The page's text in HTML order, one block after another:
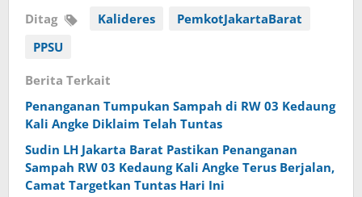
Ditag Kalideres
PemkotJakartaBarat
PPSU
Berita Terkait
Penanganan Tumpukan Sampah di RW 03 Kedaung
Kali Angke Diklaim Telah Tuntas
Sudin LH Jakarta Barat Pastikan Penanganan
Sampah RW 03 Kedaung Kali Angke Terus Berjalan,
Camat Targetkan Tuntas Hari Ini